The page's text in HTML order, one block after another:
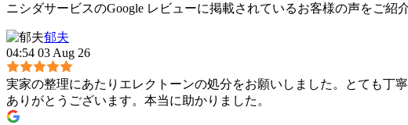
ニシダサービスのGoogle レビューに掲載されているお客様の声をご紹
郁夫
04:54 03 Aug 26
実家の整理にあたりエレクトーンの処分をお願いしました。とても丁
ありがとうございます。本当に助かりました。